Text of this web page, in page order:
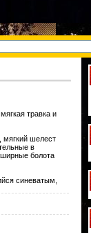
травка и
мягкий шелест
в
болота
синеватым,